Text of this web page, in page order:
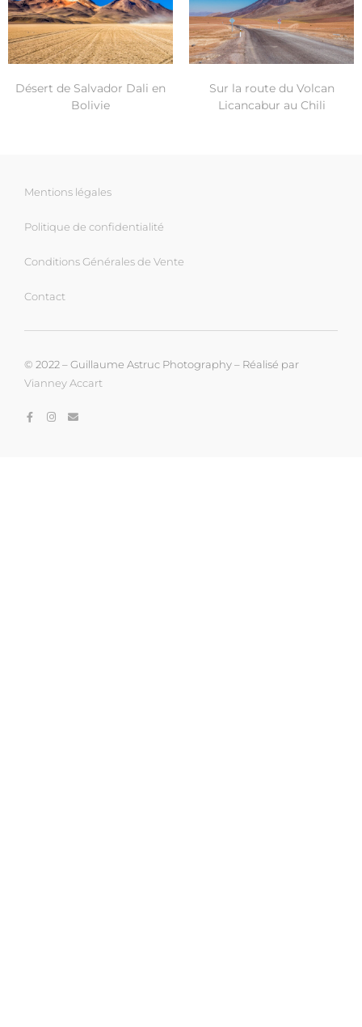
Désert de Salvador Dali en
Bolivie
Sur la route du Volcan
Licancabur au Chili
Mentions légales
Politique de confidentialité
Conditions Générales de Vente
Contact
© 2022 – Guillaume Astruc Photography – Réalisé par
Vianney Accart